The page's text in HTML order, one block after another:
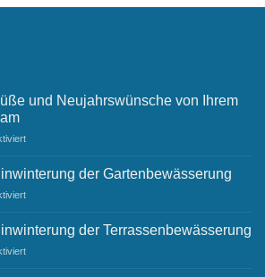
und Neujahrswünsche von Ihrem
für
Grüße
Neujahrswünsche
Ihrem
der Gartenbewässerung
für
Einwinterung
Gartenbewässerung
der Terrassenbewässerung
für